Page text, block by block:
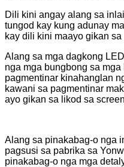
Dili kini angay alang sa
tungod kay kung adunay
kay dili kini maayo gikan sa
Alang sa mga dagkong
nga mga bungbong sa
pagmentinar kinahanglan
kawani sa pagmentinar
ayo gikan sa likod sa
Alang sa pinakabag-o nga
pagsusi sa pabrika sa
pinakabag-o nga mga